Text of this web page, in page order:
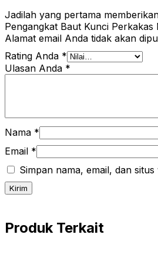
Jadilah yang pertama
Pengangkat Baut Kunci
Alamat email Anda tidak akan
Rating Anda *
Ulasan Anda *
Nama *
Email *
Simpan nama, email, dan
Produk Terkait